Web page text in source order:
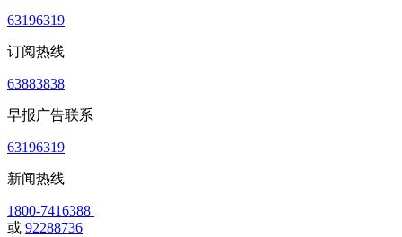
63196319
订阅热线
63883838
早报广告联系
63196319
新闻热线
1800-7416388
或 92288736